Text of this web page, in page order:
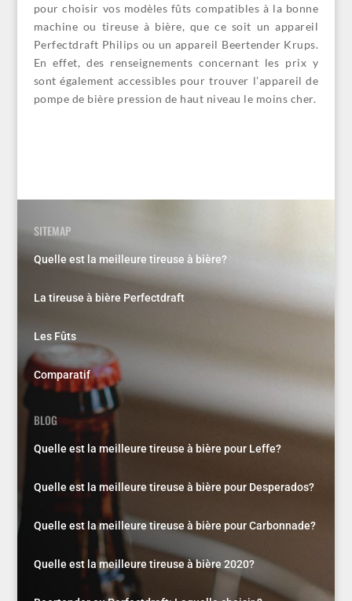
pour choisir vos modèles fûts compatibles à la bonne
machine ou tireuse à bière, que ce soit un appareil
Perfectdraft Philips ou un appareil Beertender Krups.
En effet, des renseignements concernant les prix y
sont également accessibles pour trouver l’appareil de
pompe de bière pression de haut niveau le moins cher.
SITEMAP
Quelle est la meilleure tireuse à bière?
La tireuse à bière Perfectdraft
Les Fûts
Comparatif
BLOG
Quelle est la meilleure tireuse à bière pour Leffe?
Quelle est la meilleure tireuse à bière pour Desperados?
Quelle est la meilleure tireuse à bière pour Carbonnade?
Quelle est la meilleure tireuse à bière 2020?